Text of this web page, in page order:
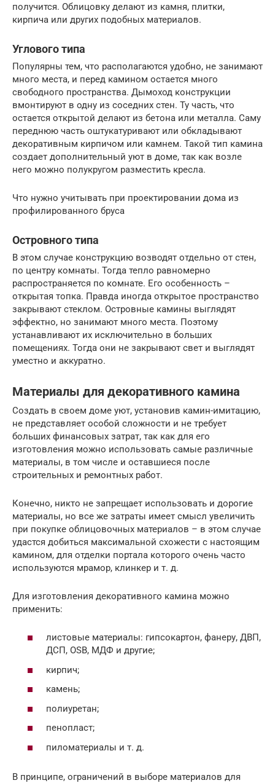
получится. Облицовку делают из камня, плитки,
кирпича или других подобных материалов.
Углового типа
Популярны тем, что располагаются удобно, не занимают
много места, и перед камином остается много
свободного пространства. Дымоход конструкции
вмонтируют в одну из соседних стен. Ту часть, что
остается открытой делают из бетона или металла. Саму
переднюю часть оштукатуривают или обкладывают
декоративным кирпичом или камнем. Такой тип камина
создает дополнительный уют в доме, так как возле
него можно полукругом разместить кресла.
Что нужно учитывать при проектировании дома из
профилированного бруса
Островного типа
В этом случае конструкцию возводят отдельно от стен,
по центру комнаты. Тогда тепло равномерно
распространяется по комнате. Его особенность –
открытая топка. Правда иногда открытое пространство
закрывают стеклом. Островные камины выглядят
эффектно, но занимают много места. Поэтому
устанавливают их исключительно в больших
помещениях. Тогда они не закрывают свет и выглядят
уместно и аккуратно.
Материалы для декоративного камина
Создать в своем доме уют, установив камин-имитацию,
не представляет особой сложности и не требует
больших финансовых затрат, так как для его
изготовления можно использовать самые различные
материалы, в том числе и оставшиеся после
строительных и ремонтных работ.
Конечно, никто не запрещает использовать и дорогие
материалы, но все же затраты имеет смысл увеличить
при покупке облицовочных материалов – в этом случае
удастся добиться максимальной схожести с настоящим
камином, для отделки портала которого очень часто
используются мрамор, клинкер и т. д.
Для изготовления декоративного камина можно
применить:
листовые материалы: гипсокартон, фанеру, ДВП,
ДСП, OSB, МДФ и другие;
кирпич;
камень;
полиуретан;
пенопласт;
пиломатериалы и т. д.
В принципе, ограничений в выборе материалов для